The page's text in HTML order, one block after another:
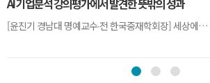
[윤진기 경남대 명예교수∙전 한국중재학회장] 세상에는 우연처럼 보이지만 인류의 진보를 이끌어낸 사건들이 있다. 영국의 알렉산더 플레밍(Alexander Fleming)이 곰팡이 핀 페트리 접시(Petri dish)를 버리지 않고[1] 관찰해 페니실린을 발견한 것은 그 대표적 사례다. 무심히 지나쳤다면 결코 없었을 혁신이었다.지난 7월 5일, 필자가 개발한 기업...